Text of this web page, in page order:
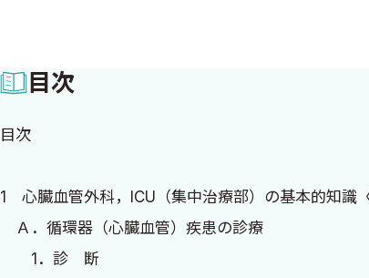
改訂版では内容が豊富になったことに伴い，初版
ついては，執筆陣に日本の第一人者である河田政明
本書が，心臓血管疾患をこれから勉強しようとす
2014年3月
安達秀雄
目次
目次
1 心臓血管外科，ICU（集中治療部）の基本的知識
Ａ．循環器（心臓血管）疾患の診療
1．診 断